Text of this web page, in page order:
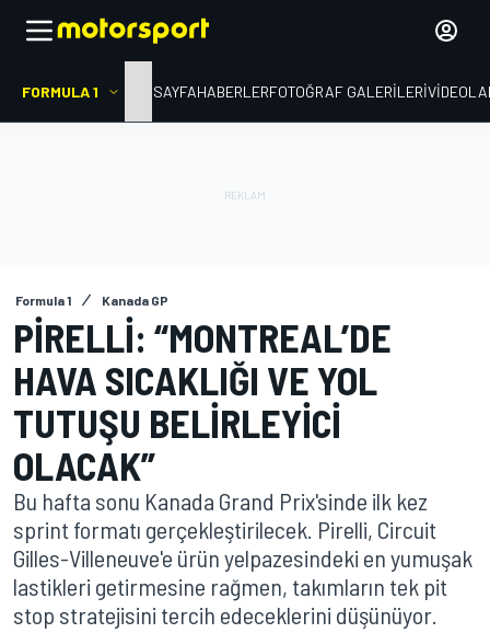
FORMULA 1 ANA SAYFAHABERLERFOTOĞRAF GALERILERI
Formula 1 Kanada GP
PIRELLI: “MONTREAL’DE
HAVA SICAKLIĞI VE YOL
TUTUŞU BELIRLEYICI
OLACAK”
Bu hafta sonu Kanada Grand Prix'sinde ilk kez
sprint formatı gerçekleştirilecek. Pirelli, Circuit
Gilles-Villeneuve'e ürün yelpazesindeki en yumuşak
lastikleri getirmesine rağmen, takımların tek pit
stop stratejisini tercih edeceklerini düşünüyor.